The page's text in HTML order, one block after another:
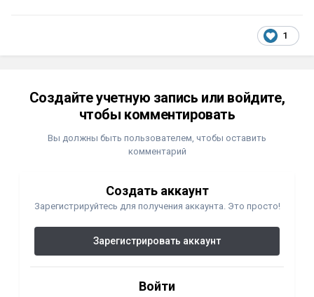
1
Создайте учетную запись или войдите,
чтобы комментировать
Вы должны быть пользователем, чтобы оставить
комментарий
Создать аккаунт
Зарегистрируйтесь для получения аккаунта. Это просто!
Зарегистрировать аккаунт
Войти